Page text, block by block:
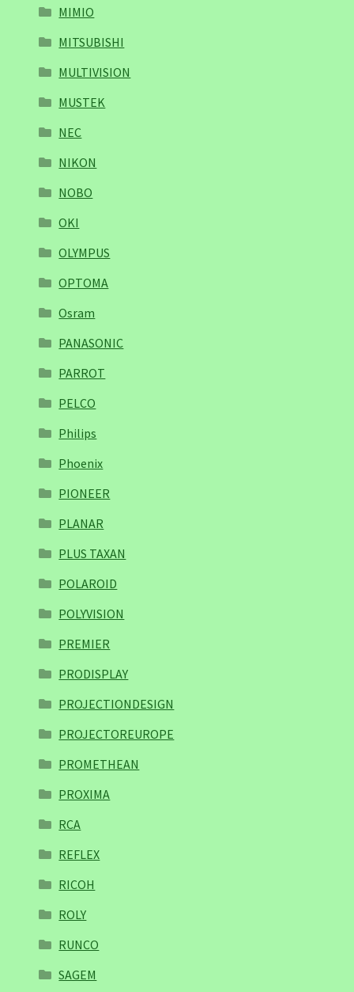
MIMIO
MITSUBISHI
MULTIVISION
MUSTEK
NEC
NIKON
NOBO
OKI
OLYMPUS
OPTOMA
Osram
PANASONIC
PARROT
PELCO
Philips
Phoenix
PIONEER
PLANAR
PLUS TAXAN
POLAROID
POLYVISION
PREMIER
PRODISPLAY
PROJECTIONDESIGN
PROJECTOREUROPE
PROMETHEAN
PROXIMA
RCA
REFLEX
RICOH
ROLY
RUNCO
SAGEM